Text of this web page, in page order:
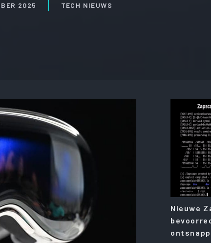
2025 TECH NIEUWS
Nieuwe